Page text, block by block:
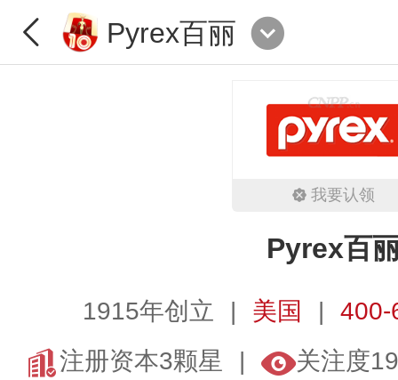
Pyrex百丽
我要认领
Pyrex百
1915年创立 美国
400-
注册资本3颗星
关注度